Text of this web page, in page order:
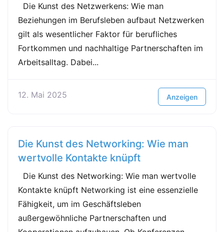
Die Kunst des Netzwerkens: Wie man
Beziehungen im Berufsleben aufbaut Netzwerken
gilt als wesentlicher Faktor für berufliches
Fortkommen und nachhaltige Partnerschaften im
Arbeitsalltag. Dabei...
12. Mai 2025 Anzeigen
Die Kunst des Networking: Wie man
wertvolle Kontakte knüpft
Die Kunst des Networking: Wie man wertvolle
Kontakte knüpft Networking ist eine essenzielle
Fähigkeit, um im Geschäftsleben
außergewöhnliche Partnerschaften und